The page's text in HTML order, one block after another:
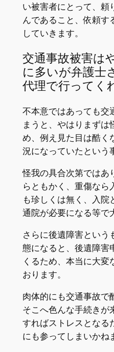
い被害者にとって、頼
んであること、依頼す
していきます。
交通事故被害は
に多いが弁護士
代理で行ってく
不本意ではあっても交
まうと、やはりまずは
め、例え見た目は酷く
況になっていたという
怪我の具合次第ではあ
らともかく、重傷なら
も珍しくは無く、入院
通院が必要になる等で
さらに後遺障害という
態になると、後遺障害
くるため、本当に大変
おります。
肉体的にも交通事故で
そこへ色んな手続きが
すればストレスとなる
にも参ってしまいかね